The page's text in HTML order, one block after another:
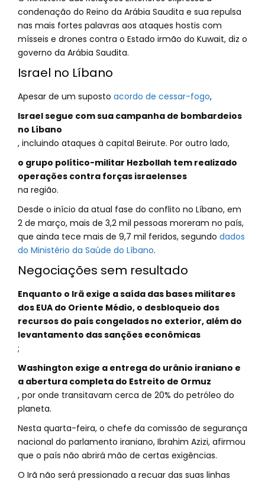
condenação do Reino da Arábia Saudita e sua repulsa
nas mais fortes palavras aos ataques hostis com
mísseis e drones contra o Estado irmão do Kuwait, diz o
governo da Arábia Saudita.
Israel no Líbano
Apesar de um suposto acordo de cessar-fogo,
Israel segue com sua campanha de bombardeios
no Líbano
, incluindo ataques à capital Beirute. Por outro lado,
o grupo político-militar Hezbollah tem realizado
operações contra forças israelenses
na região.
Desde o início da atual fase do conflito no Líbano, em
2 de março, mais de 3,2 mil pessoas moreram no país,
que ainda tece mais de 9,7 mil feridos, segundo dados
do Ministério da Saúde do Líbano.
Negociações sem resultado
Enquanto o Irã exige a saída das bases militares
dos EUA do Oriente Médio, o desbloqueio dos
recursos do país congelados no exterior, além do
levantamento das sanções econômicas
;
Washington exige a entrega do urânio iraniano e
a abertura completa do Estreito de Ormuz
, por onde transitavam cerca de 20% do petróleo do
planeta.
Nesta quarta-feira, o chefe da comissão de segurança
nacional do parlamento iraniano, Ibrahim Azizi, afirmou
que o país não abrirá mão de certas exigências.
O Irã não será pressionado a recuar das suas linhas